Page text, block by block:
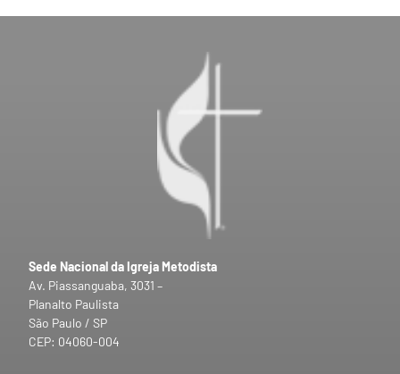
Sede Nacional da Igreja Metodista
Av. Piassanguaba, 3031 –
Planalto Paulista
São Paulo / SP
CEP: 04060-004